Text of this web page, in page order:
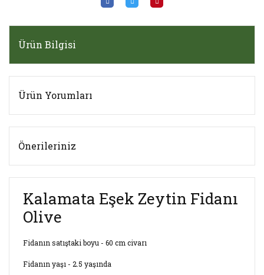
Ürün Bilgisi
Ürün Yorumları
Önerileriniz
Kalamata Eşek Zeytin Fidanı
Olive
Fidanın satıştaki boyu - 60 cm civarı
Fidanın yaşı - 2.5 yaşında